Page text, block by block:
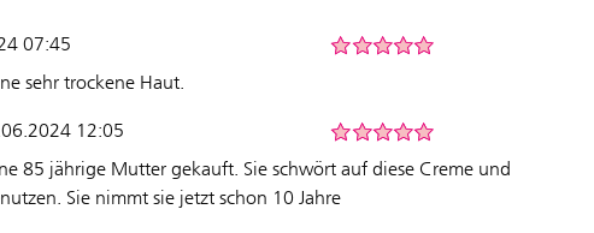
07:45
sehr trockene Haut.
12:05
85 jährige Mutter gekauft. Sie schwört auf diese Creme und
Sie nimmt sie jetzt schon 10 Jahre